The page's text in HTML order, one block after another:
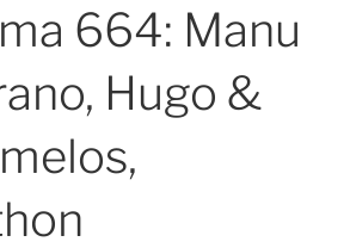
664: Manu
Hugo &